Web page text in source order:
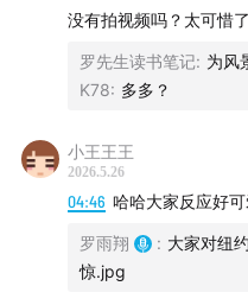
没有拍视频吗？太可惜
罗先生读书笔记: 为风
K78: 多多？
小王王王
2026.5.26
04:46 哈哈大家反应好
罗雨翔 : 大家对纽
惊.jpg